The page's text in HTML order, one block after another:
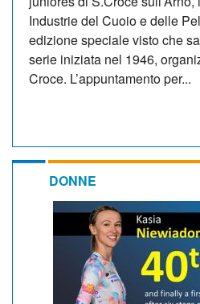
Industrie del Cuoio e delle
edizione speciale visto che
serie iniziata nel 1946,
Croce. L’appuntamento per...
DONNE